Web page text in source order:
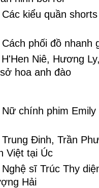
Các kiểu quần
Cách phối đồ nhanh
H'Hen Niê, Hương
hoa anh đào
Nữ chính phim
Trung Đinh, Trần
Việt tại Úc
Nghệ sĩ Trúc Thy
Hải